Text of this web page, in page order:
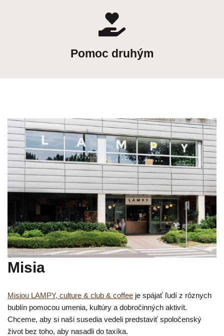
Pomoc druhým
Misia
Misiou LAMPY, culture & club & coffee je spájať ľudí z rôznych
bublín pomocou umenia, kultúry a dobročinných aktivít.
Chceme, aby si naši susedia vedeli predstaviť spoločenský
život bez toho, aby nasadli do taxíka.